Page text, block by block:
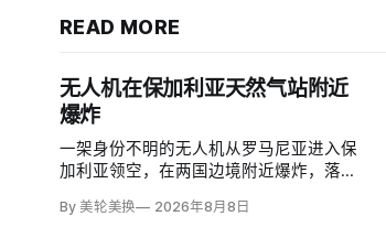
READ MORE
无人机在保加利亚天然气站附近
爆炸
一架身份不明的无人机从罗马尼亚进入保
加利亚领空，在两国边境附近爆炸，落点
1000米；无人伤亡，基础设施未受损。保
By 美轮美换 2026年8月8日